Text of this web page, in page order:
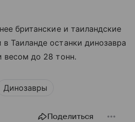
британские и таиландские
Таиланде останки динозавра
весом до 28 тонн.
Динозавры
Поделиться